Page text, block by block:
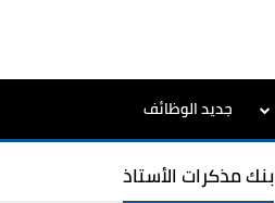
جديد الوظائف
بنك مذكرات الأستاذ